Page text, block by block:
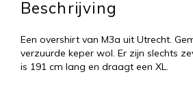
Beschrijving
Een overshirt van M3a uit Utrecht.
verzuurde keper wol. Er zijn slechts
is 191 cm lang en draagt een XL.